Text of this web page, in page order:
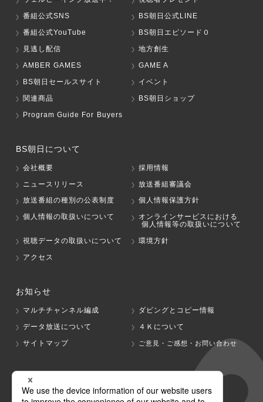
番組公式SNS
BS朝日公式LINE
番組公式YouTube
BS朝日エピソード０
見逃し配信
地方創生
AMBER GAMES
GAME A
BS朝日セールスサイト
イベント
関連商品
BS朝日ショップ
Program Guide For Buyers
BS朝日について
会社概要
採用情報
ニュースリリース
放送番組審議会
放送番組の種別の公表制度
個人情報保護方針
個人情報の取扱いについて
オンラインサービスにおける
個人情報等の取扱いについて
視聴データの取扱いについて
環境方針
アクセス
お知らせ
マルチチャンネル編成
ダビングとコピー情報
データ放送について
４Ｋについて
サイトマップ
ご意見・ご感想・お問い合わせ
グループ会社
テレビ朝日 テレ朝チャンネル